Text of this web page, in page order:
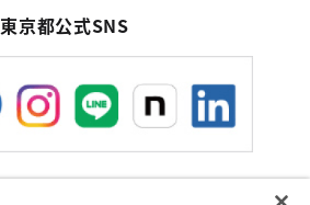
東京都公式SNS